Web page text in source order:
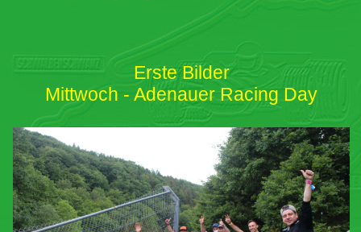
Erste Bilder
Mittwoch - Adenauer Racing Day